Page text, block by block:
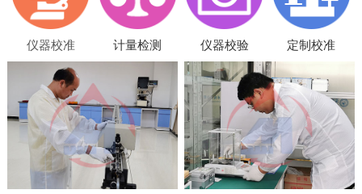
仪器校准 计量检测 仪器校验 定制校准